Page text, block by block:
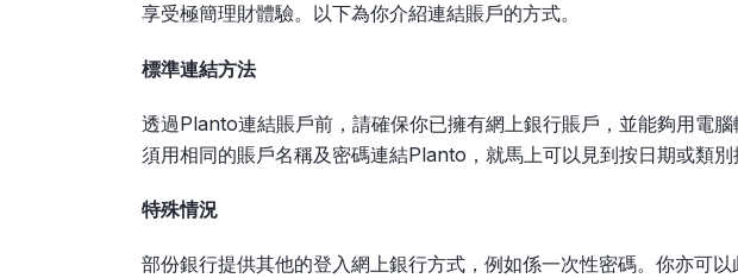
享受極簡理財體驗。以下為你介紹連結賬戶的方式。
標準連結方法
透過Planto連結賬戶前，請確保你已擁有網上銀行賬戶，並能夠用電
須用相同的賬戶名稱及密碼連結Planto，就馬上可以見到按日期或類別
特殊情況
部份銀行提供其他的登入網上銀行方式，例如係一次性密碼。你亦可